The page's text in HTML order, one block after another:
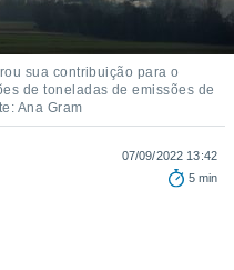
sua contribuição para o
de toneladas de emissões de
Ana Gram
07/09/2022 13:42
5 min